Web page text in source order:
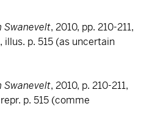
Swanevelt, 2010, pp. 210-211,
illus. p. 515 (as uncertain
Swanevelt, 2010, p. 210-211,
p. 515 (comme